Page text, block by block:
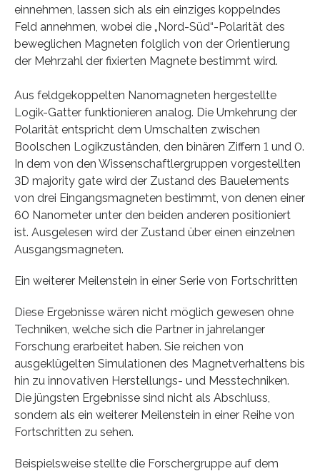
einnehmen, lassen sich als ein einziges koppelndes
Feld annehmen, wobei die „Nord-Süd“-Polarität des
beweglichen Magneten folglich von der Orientierung
der Mehrzahl der fixierten Magnete bestimmt wird.
Aus feldgekoppelten Nanomagneten hergestellte
Logik-Gatter funktionieren analog. Die Umkehrung der
Polarität entspricht dem Umschalten zwischen
Boolschen Logikzuständen, den binären Ziffern 1 und 0.
In dem von den Wissenschaftlergruppen vorgestellten
3D majority gate wird der Zustand des Bauelements
von drei Eingangsmagneten bestimmt, von denen einer
60 Nanometer unter den beiden anderen positioniert
ist. Ausgelesen wird der Zustand über einen einzelnen
Ausgangsmagneten.
Ein weiterer Meilenstein in einer Serie von Fortschritten
Diese Ergebnisse wären nicht möglich gewesen ohne
Techniken, welche sich die Partner in jahrelanger
Forschung erarbeitet haben. Sie reichen von
ausgeklügelten Simulationen des Magnetverhaltens bis
hin zu innovativen Herstellungs- und Messtechniken.
Die jüngsten Ergebnisse sind nicht als Abschluss,
sondern als ein weiterer Meilenstein in einer Reihe von
Fortschritten zu sehen.
Beispielsweise stellte die Forschergruppe auf dem